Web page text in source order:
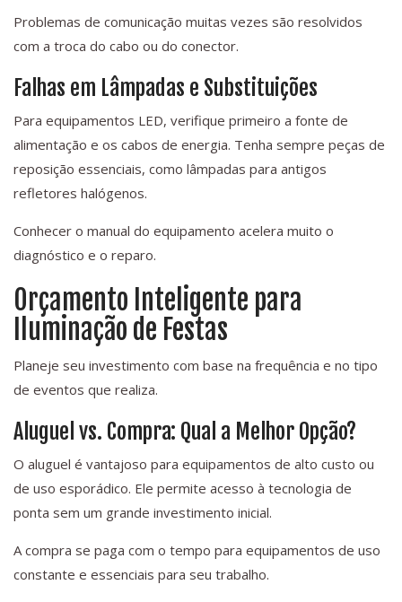
Problemas de comunicação muitas vezes são resolvidos
com a troca do cabo ou do conector.
Falhas em Lâmpadas e Substituições
Para equipamentos LED, verifique primeiro a fonte de
alimentação e os cabos de energia. Tenha sempre peças de
reposição essenciais, como lâmpadas para antigos
refletores halógenos.
Conhecer o manual do equipamento acelera muito o
diagnóstico e o reparo.
Orçamento Inteligente para
Iluminação de Festas
Planeje seu investimento com base na frequência e no tipo
de eventos que realiza.
Aluguel vs. Compra: Qual a Melhor Opção?
O aluguel é vantajoso para equipamentos de alto custo ou
de uso esporádico. Ele permite acesso à tecnologia de
ponta sem um grande investimento inicial.
A compra se paga com o tempo para equipamentos de uso
constante e essenciais para seu trabalho.